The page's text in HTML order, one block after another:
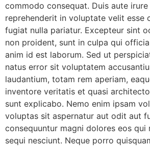
commodo consequat. Duis aute
reprehenderit in voluptate velit esse
fugiat nulla pariatur. Excepteur sint
non proident, sunt in culpa qui
anim id est laborum. Sed ut
natus error sit voluptatem
laudantium, totam rem aperiam,
inventore veritatis et quasi
sunt explicabo. Nemo enim ipsam
voluptas sit aspernatur aut odit aut
consequuntur magni dolores eos
sequi nesciunt. Neque porro